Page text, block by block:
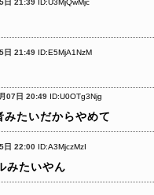
日 21:39 ID:U3MjQwMjc
日 21:49 ID:E5MjA1NzM
07日 20:49 ID:U0OTg3Njg
みたいだからやめて
日 22:00 ID:A3MjczMzI
みたいやん